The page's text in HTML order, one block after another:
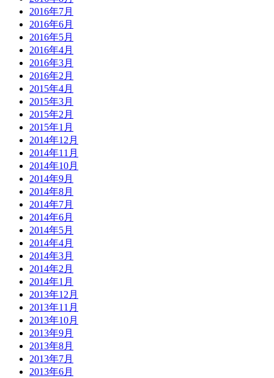
2016年7月
2016年6月
2016年5月
2016年4月
2016年3月
2016年2月
2015年4月
2015年3月
2015年2月
2015年1月
2014年12月
2014年11月
2014年10月
2014年9月
2014年8月
2014年7月
2014年6月
2014年5月
2014年4月
2014年3月
2014年2月
2014年1月
2013年12月
2013年11月
2013年10月
2013年9月
2013年8月
2013年7月
2013年6月